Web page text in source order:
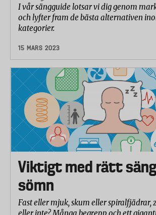
I vår sängguide lotsar vi dig genom
och lyfter fram de bästa alternativen
kategorier.
15 MARS 2023
Viktigt med rätt
sömn
Fast eller mjuk, skum eller spiralfjädrar,